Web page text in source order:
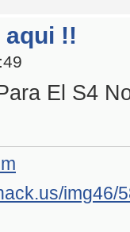
aqui !!
El S4
img46/